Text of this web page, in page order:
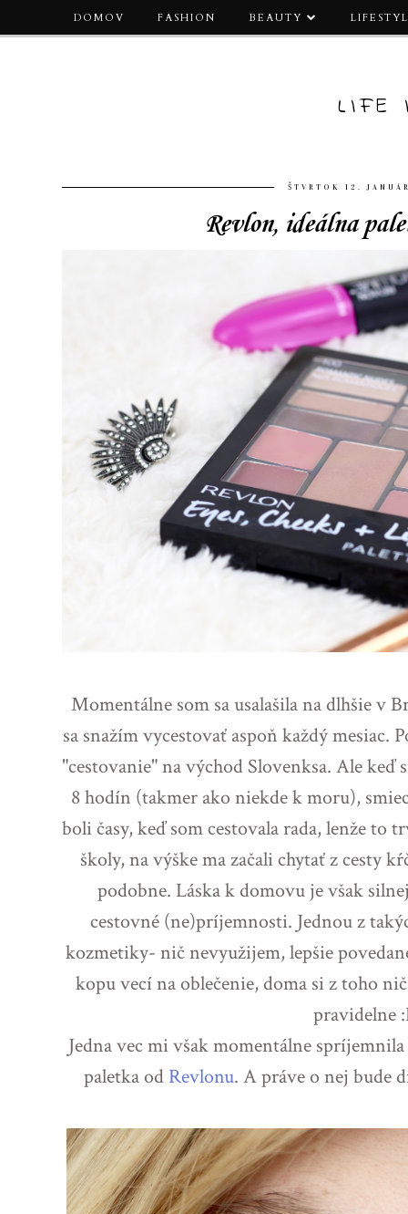
DOMOV FASHION BEAUTY
LIFE
ŠTVRTOK 12.
Revlon, ideálna
Momentálne som sa usalašila na dlhšie v
sa snažím vycestovať aspoň každý mesiac.
"cestovanie" na východ Slovenksa. Ale keď
8 hodín (takmer ako niekde k moru),
boli časy, keď som cestovala rada, lenže to
školy, na výške ma začali chytať z cesty
podobne. Láska k domovu je však
cestovné (ne)príjemnosti. Jednou z
kozmetiky- nič nevyužijem, lepšie
kopu vecí na oblečenie, doma si z toho
pravidelne
Jedna vec mi však momentálne
paletka od Revlonu. A práve o nej bude